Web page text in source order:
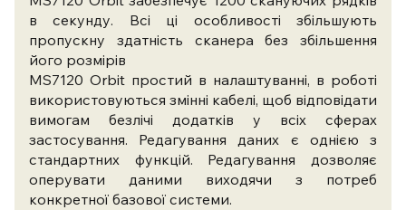
в секунду. Всі ці особливості збільшують
пропускну здатність сканера без збільшення
його розмірів
MS7120 Orbit простий в налаштуванні, в роботі
використовуються змінні кабелі, щоб відповідати
вимогам безлічі додатків у всіх сферах
застосування. Редагування даних є однією з
стандартних функцій. Редагування дозволяє
оперувати даними виходячи з потреб
конкретної базової системи.